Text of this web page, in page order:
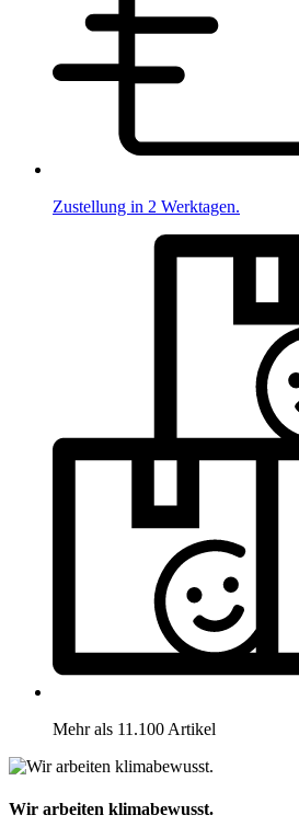
Zustellung in 2 Werktagen.
Mehr als 11.100 Artikel
Wir arbeiten klimabewusst.